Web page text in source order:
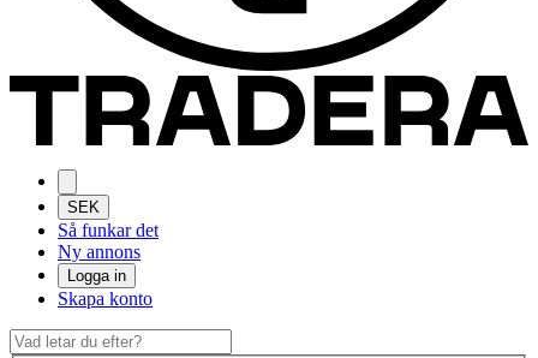
SEK
Så funkar det
Ny annons
Logga in
Skapa konto